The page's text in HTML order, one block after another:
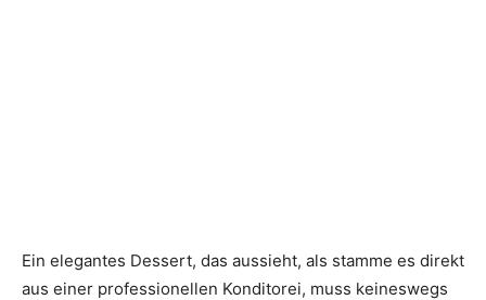
Ein elegantes Dessert, das aussieht, als stamme es direkt
aus einer professionellen Konditorei, muss keineswegs